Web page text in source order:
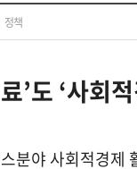
정책
’도 ‘사회
분야 사회적경제